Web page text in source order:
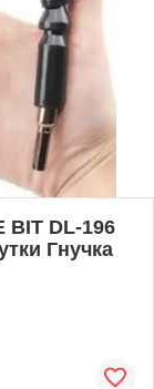
BIT DL-196
Гнучка